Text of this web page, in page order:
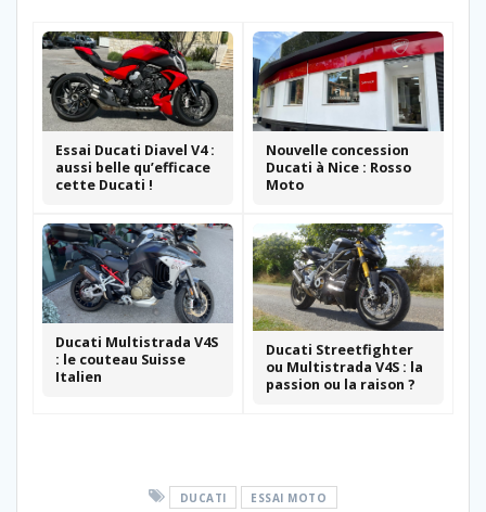
Essai Ducati Diavel V4 :
aussi belle qu’efficace
cette Ducati !
Nouvelle concession
Ducati à Nice : Rosso
Moto
Ducati Multistrada V4S
: le couteau Suisse
Italien
Ducati Streetfighter
ou Multistrada V4S : la
passion ou la raison ?
DUCATI ESSAI MOTO